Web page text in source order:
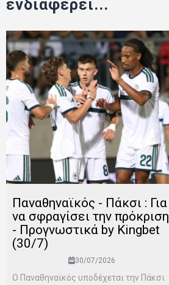
ενδιαφέρει...
Παναθηναϊκός - Πάκσι : Για
να σφραγίσει την πρόκριση
- Προγνωστικά by Kingbet
(30/7)
30/07/2026
Ο Παναθηναϊκός υποδέχεται την Πάκσι